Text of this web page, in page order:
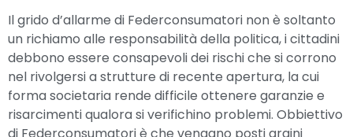
Il grido d’allarme di Federconsumatori non è soltanto
un richiamo alle responsabilità della politica, i cittadini
debbono essere consapevoli dei rischi che si corrono
nel rivolgersi a strutture di recente apertura, la cui
forma societaria rende difficile ottenere garanzie e
risarcimenti qualora si verifichino problemi. Obbiettivo